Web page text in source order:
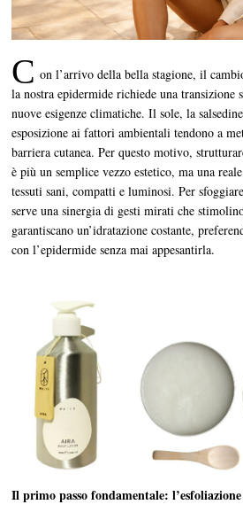
C on l’arrivo della bella stagione, il
la nostra epidermide richiede una transizione
nuove esigenze climatiche. Il sole, la
esposizione ai fattori ambientali tendono a
barriera cutanea. Per questo motivo,
è più un semplice vezzo estetico, ma una
tessuti sani, compatti e luminosi. Per
serve una sinergia di gesti mirati che
garantiscano un’idratazione costante,
con l’epidermide senza mai appesantirla.
Il primo passo fondamentale: